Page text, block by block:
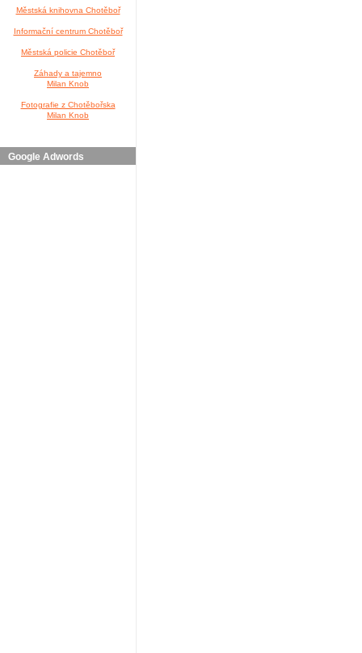
Městská knihovna Chotěboř
Informační centrum Chotěboř
Městská policie Chotěboř
Záhady a tajemno
Milan Knob
Fotografie z Chotěbořska
Milan Knob
Google Adwords